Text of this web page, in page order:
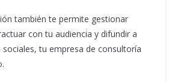
también te permite gestionar
con tu audiencia y difundir a
tu empresa de consultoría